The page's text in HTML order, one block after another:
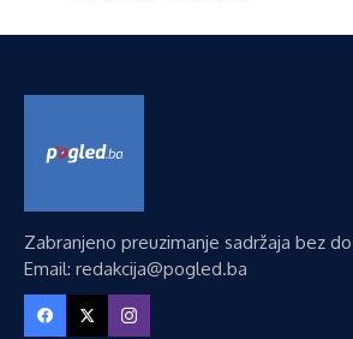
Zabranjeno preuzimanje sadržaja bez
Email: redakcija@pogled.ba